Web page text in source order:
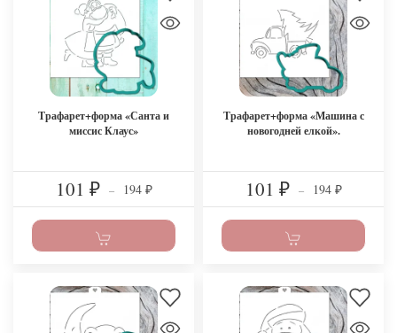
Трафарет+форма «Санта и
миссис Клаус»
101 ₽ – 194 ₽
Трафарет+форма «Машина с
новогодней елкой».
101 ₽ – 194 ₽